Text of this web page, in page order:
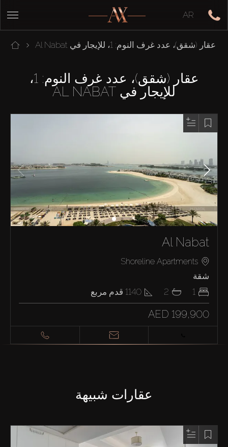
AR
عقار (شقق)، عدد غرف النوم: 1، للإيجار في Al Nabat
عقار (شقق)، عدد غرف النوم: 1،
للإيجار في AL NABAT
Al Nabat
Shoreline Apartments
شقة
1
2
1140 قدم مربع
AED 199,900
عقارات شبيهة